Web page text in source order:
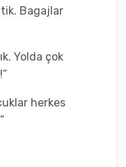
Bagajlar
Yolda çok
herkes